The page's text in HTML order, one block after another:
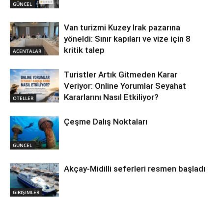
GÜNCEL
ACENTALAR
Van turizmi Kuzey Irak pazarına
yöneldi: Sınır kapıları ve vize için 8
kritik talep
OTELLER
Turistler Artık Gitmeden Karar
Veriyor: Online Yorumlar Seyahat
Kararlarını Nasıl Etkiliyor?
GÜNCEL
Çeşme Dalış Noktaları
GİRİŞİMLER
Akçay-Midilli seferleri resmen başladı